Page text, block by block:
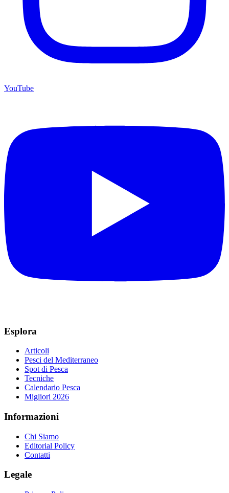
YouTube
Esplora
Articoli
Pesci del Mediterraneo
Spot di Pesca
Tecniche
Calendario Pesca
Migliori 2026
Informazioni
Chi Siamo
Editorial Policy
Contatti
Legale